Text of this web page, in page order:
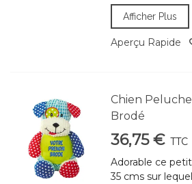
Afficher Plus
Aperçu Rapide
Chien
Brodé
36,75 € TTC
Adorable ce
35 cms sur